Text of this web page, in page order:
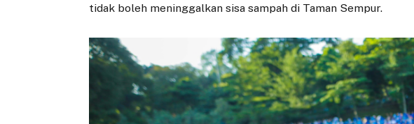
tidak boleh meninggalkan sisa sampah di Taman Sempur.